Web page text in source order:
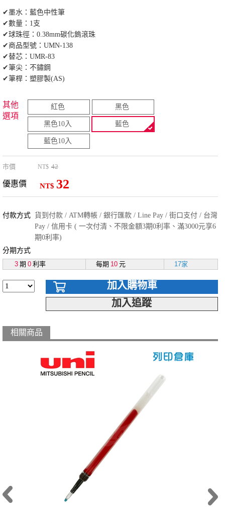
✔墨水：藍色中性筆
✔數量：1支
✔球珠徑：0.38mm碳化鎢滾珠
✔商品型號：UMN-138
✔替芯：UMR-83
✔筆尖：不鏽鋼
✔筆桿：塑膠製(AS)
其他
選項
紅色 黑色
黑色10入 藍色
藍色10入
市價 NT$ 42
優惠價 NT$ 32
付款方式 貨到付款 / ATM轉帳 / 銀行匯款 / Line Pay / 街口支付 / 台灣
Pay / 信用卡 ( 一次付清、不限金額3期0利率、滿3000元享6
期0利率)
分期方式
3 期 0 利率 每期 10 元 17家
加入購物車
加入追蹤
相關商品